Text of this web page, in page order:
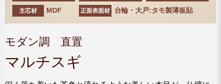
主芯材 MDF 正面表面材 台輪・大戸:タモ製薄板貼
モダン調 直置
マルチスギ